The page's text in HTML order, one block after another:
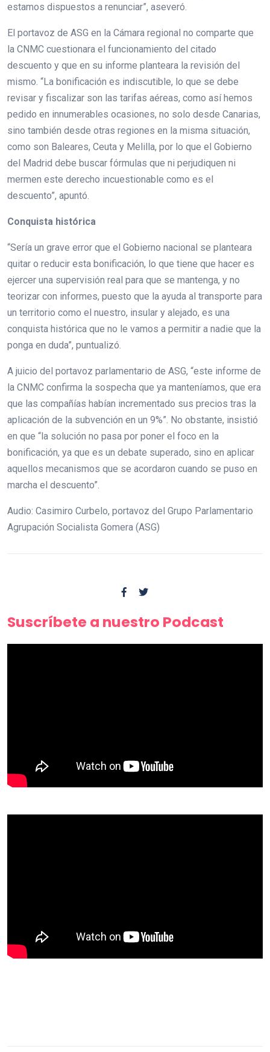
estamos dispuestos a renunciar”, aseveró.
El portavoz de ASG en la Cámara regional no comparte que
la CNMC cuestionara el funcionamiento del citado
descuento y que en su informe planteara la revisión del
mismo. “La bonificación es indiscutible, lo que se debe
revisar y fiscalizar son las tarifas aéreas, como así hemos
pedido en innumerables ocasiones, no solo desde Canarias,
sino también desde otras regiones en la misma situación,
como son Baleares, Ceuta y Melilla, por lo que el Gobierno
del Madrid debe buscar fórmulas que ni perjudiquen ni
mermen este derecho incuestionable como es el
descuento”, apuntó.
Conquista histórica
“Sería un grave error que el Gobierno nacional se planteara
quitar o reducir esta bonificación, lo que tiene que hacer es
ejercer una supervisión real para que se mantenga, y no
teorizar con informes, puesto que la ayuda al transporte para
un territorio como el nuestro, insular y alejado, es una
conquista histórica que no le vamos a permitir a nadie que la
ponga en duda”, puntualizó.
A juicio del portavoz parlamentario de ASG, “este informe de
la CNMC confirma la sospecha que ya manteníamos, que era
que las compañías habían incrementado sus precios tras la
aplicación de la subvención en un 9%”. No obstante, insistió
en que “la solución no pasa por poner el foco en la
bonificación, ya que es un debate superado, sino en aplicar
aquellos mecanismos que se acordaron cuando se puso en
marcha el descuento”.
Audio: Casimiro Curbelo, portavoz del Grupo Parlamentario
Agrupación Socialista Gomera (ASG)
Suscríbete a nuestro Podcast